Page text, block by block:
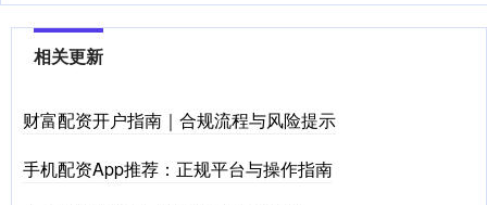
相关更新
财富配资开户指南｜合规流程与风险提示
手机配资App推荐：正规平台与操作指南